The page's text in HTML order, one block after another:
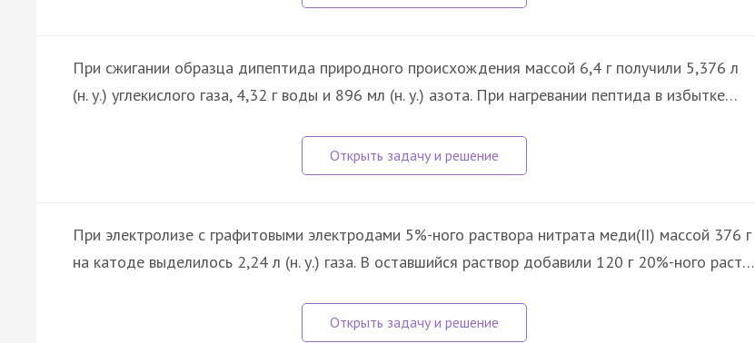
При сжигании образца дипептида природного происхождения массой 6,4 г получили 5,376 л
(н. у.) углекислого газа, 4,32 г воды и 896 мл (н. у.) азота. При нагревании пептида в избытке…
При электролизе с графитовыми электродами 5%-ного раствора нитрата меди(II) массой 376 г
на катоде выделилось 2,24 л (н. у.) газа. В оставшийся раствор добавили 120 г 20%-ного раст…